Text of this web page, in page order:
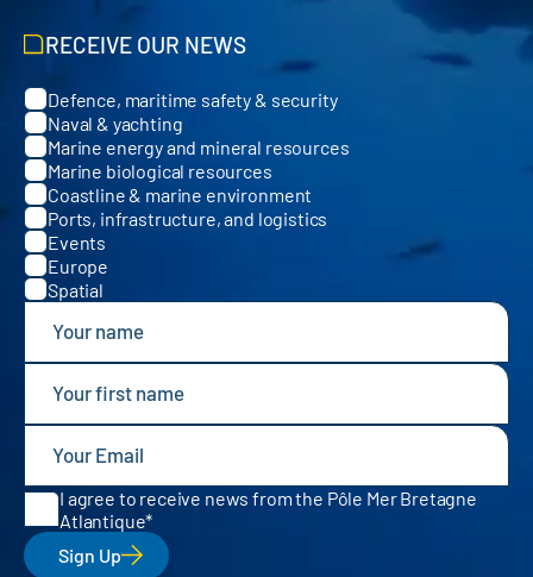
RECEIVE OUR NEWS
Categories
Defence, maritime safety & security
Naval & yachting
Marine energy and mineral resources
Marine biological resources
Coastline & marine environment
Ports, infrastructure, and logistics
Events
Europe
Spatial
I agree to receive news from the Pôle Mer Bretagne
Atlantique
Sign Up